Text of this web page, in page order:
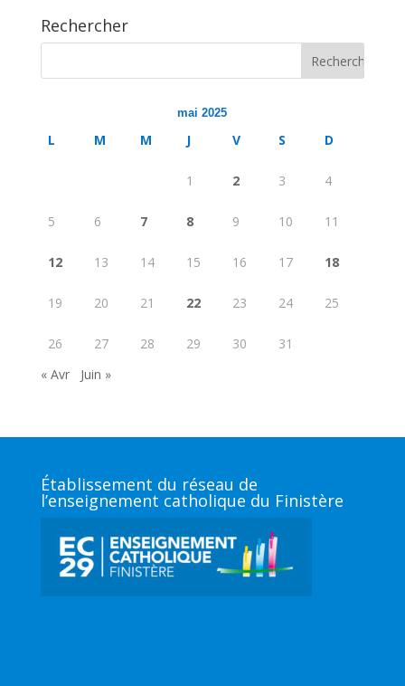
Rechercher
mai 2025
L M M J V S D
1 2 3 4
5 6 7 8 9 10 11
12 13 14 15 16 17 18
19 20 21 22 23 24 25
26 27 28 29 30
31
« Avr
Juin »
Établissement du réseau de
l’enseignement catholique du Finistère